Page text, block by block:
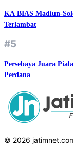
KA BIAS Madiun-
Terlambat
#5
Persebaya Juara
Perdana
© 2026